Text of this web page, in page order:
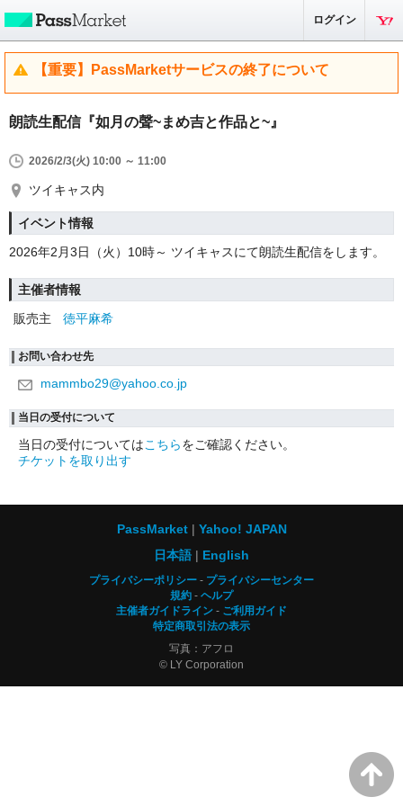
ログイン
【重要】PassMarketサービスの終了について
朗読生配信『如月の聲~まめ吉と作品と~』
2026/2/3(火) 10:00 ～ 11:00
ツイキャス内
イベント情報
2026年2月3日（火）10時～ ツイキャスにて朗読生配信をします。
主催者情報
販売主
徳平麻希
お問い合わせ先
mammbo29@yahoo.co.jp
当日の受付について
当日の受付についてはこちらをご確認ください。
チケットを取り出す
PassMarket
Yahoo! JAPAN
日本語
English
プライバシーポリシー
プライバシーセンター
規約
ヘルプ
主催者ガイドライン
ご利用ガイド
特定商取引法の表示
写真：アフロ
© LY Corporation